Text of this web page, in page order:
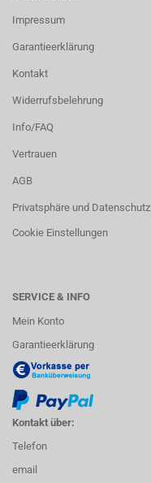
Impressum
Garantieerklärung
Kontakt
Widerrufsbelehrung
Info/FAQ
Vertrauen
AGB
Privatsphäre und Datenschutz
Cookie Einstellungen
SERVICE & INFO
Mein Konto
Garantieerklärung
Kontakt über:
Telefon
email